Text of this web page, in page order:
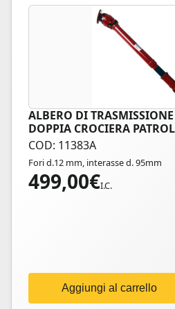
ALBERO DI
DOPPIA CROCIERA
COD: 11383A
Fori d.12 mm, interasse d. 95mm
499,00€I.C.
Aggiungi al carrello